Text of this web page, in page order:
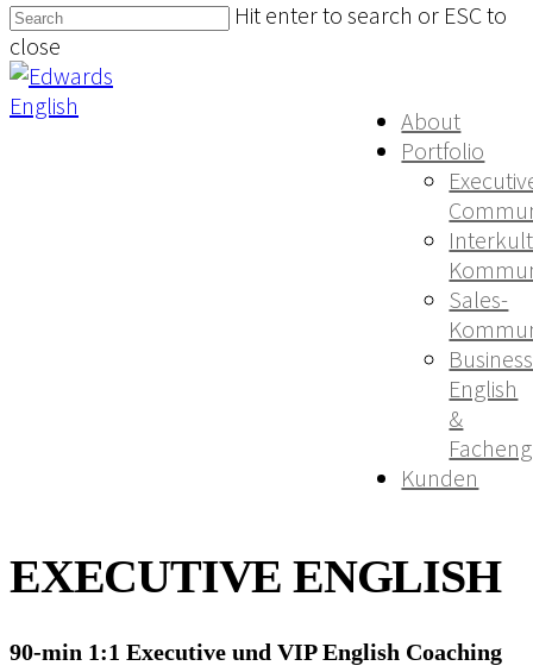
Hit enter to search or ESC to
close
About
Portfolio
Sales-
Business
English
&
Kunden
EXECUTIVE ENGLISH
90-min 1:1 Executive und VIP English Coaching